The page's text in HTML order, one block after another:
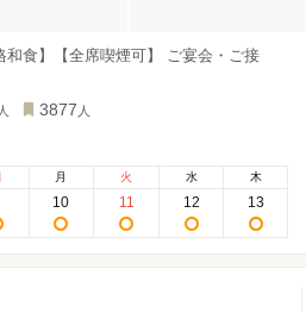
和食】【全席喫煙可】 ご宴会・ご接
人 3877 人
月
10
火
11
水
12
木
13